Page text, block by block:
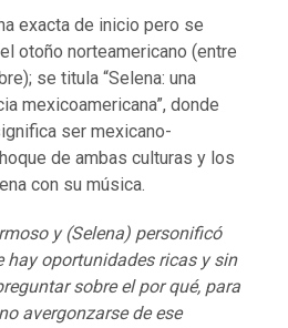
exacta de inicio pero se
otoño norteamericano (entre
se titula “Selena: una
mexicoamericana”, donde
ser mexicano-
de ambas culturas y los
con su música.
y (Selena) personificó
hay oportunidades ricas y sin
sobre el por qué, para
avergonzarse de ese